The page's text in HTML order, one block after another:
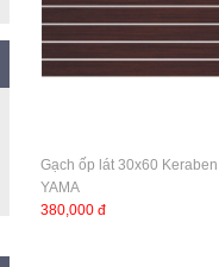
Gạch ốp lát 30x60
YAMA
380,000 đ